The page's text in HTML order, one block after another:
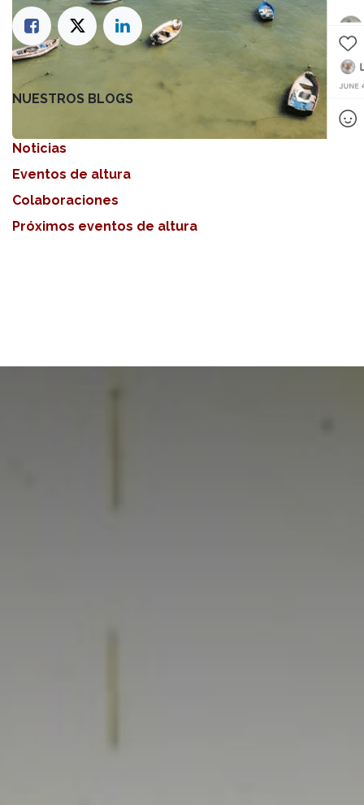
NUESTROS BLOGS
Noticias
Eventos de altura
Colaboraciones
Próximos eventos de altura